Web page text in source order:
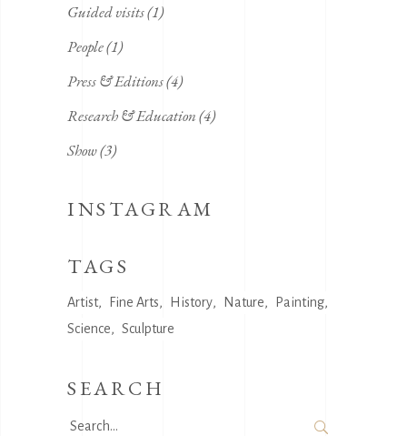
Guided visits(1)
People(1)
Press & Editions(4)
Research & Education(4)
Show(3)
INSTAGRAM
TAGS
Artist Fine Arts History Nature
Painting
Science
Sculpture
SEARCH
Search